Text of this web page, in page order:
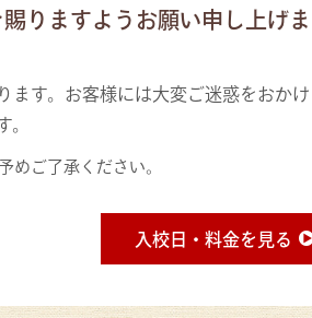
りますようお願い申し上げま
ます。お客様には大変ご迷惑をおかけ
ご了承ください。
入校日・料金を見る